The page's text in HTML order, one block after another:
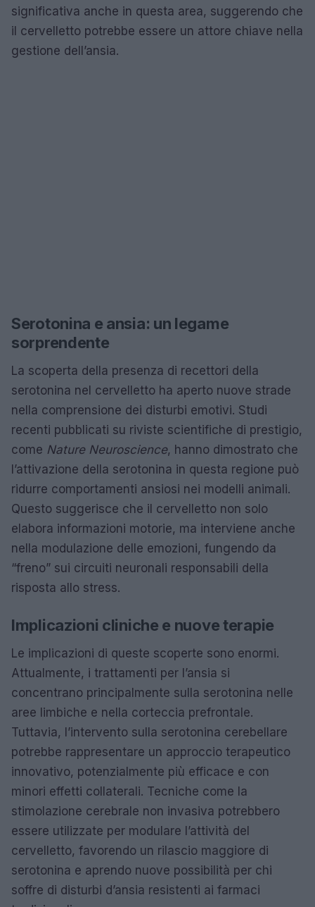
significativa anche in questa area, suggerendo che
il cervelletto potrebbe essere un attore chiave nella
gestione dell’ansia.
Serotonina e ansia: un legame
sorprendente
La scoperta della presenza di recettori della
serotonina nel cervelletto ha aperto nuove strade
nella comprensione dei disturbi emotivi. Studi
recenti pubblicati su riviste scientifiche di prestigio,
come Nature Neuroscience, hanno dimostrato che
l’attivazione della serotonina in questa regione può
ridurre comportamenti ansiosi nei modelli animali.
Questo suggerisce che il cervelletto non solo
elabora informazioni motorie, ma interviene anche
nella modulazione delle emozioni, fungendo da
“freno” sui circuiti neuronali responsabili della
risposta allo stress.
Implicazioni cliniche e nuove terapie
Le implicazioni di queste scoperte sono enormi.
Attualmente, i trattamenti per l’ansia si
concentrano principalmente sulla serotonina nelle
aree limbiche e nella corteccia prefrontale.
Tuttavia, l’intervento sulla serotonina cerebellare
potrebbe rappresentare un approccio terapeutico
innovativo, potenzialmente più efficace e con
minori effetti collaterali. Tecniche come la
stimolazione cerebrale non invasiva potrebbero
essere utilizzate per modulare l’attività del
cervelletto, favorendo un rilascio maggiore di
serotonina e aprendo nuove possibilità per chi
soffre di disturbi d’ansia resistenti ai farmaci